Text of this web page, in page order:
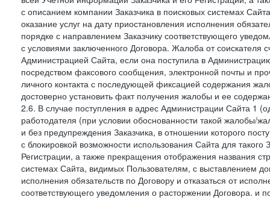
с описанием компании Заказчика в поисковых системах
оказание услуг на дату приостановления исполнения
порядке с направлением Заказчику соответствующего
с условиями заключенного Договора. Жалоба от
Администрацией Сайта, если она поступила в
посредством факсового сообщения, электронной почты и
личного контакта с последующей фиксацией содержания
достоверно установить факт получения жалобы и ее
2.6. В случае поступления в адрес Администрации Сайта 1
работодателя (при условии обоснованности такой
и без предупреждения Заказчика, в отношении которого
с блокировкой возможности использования Сайта для
Регистрации, а также прекращения отображения названия
системах Сайта, видимых Пользователям, с выставлением
исполнения обязательств по Договору и отказаться от
соответствующего уведомления о расторжении Договора. и